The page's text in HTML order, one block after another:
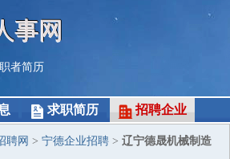
事网
者简历
求职简历 招聘企业
聘网 > 宁德企业招聘 > 辽宁德晟机械制造